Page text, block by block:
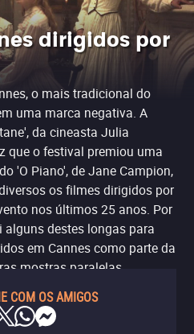
dirigidos por
o mais tradicional do
uma marca negativa. A
da cineasta Julia
que o festival premiou uma
'O Piano', de Jane Campion,
os filmes dirigidos por
nos últimos 25 anos. Por
alguns destes longas para
em Cannes como parte da
mostras paralelas.
COM OS AMIGOS